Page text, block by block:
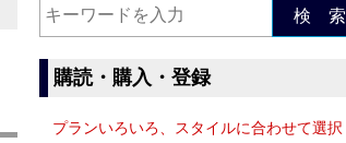
検 索
購読・購入・登録
プランいろいろ、スタイルに合わせて選択